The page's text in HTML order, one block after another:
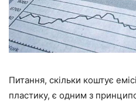
Питання, скільки коштує
пластику, є одним з